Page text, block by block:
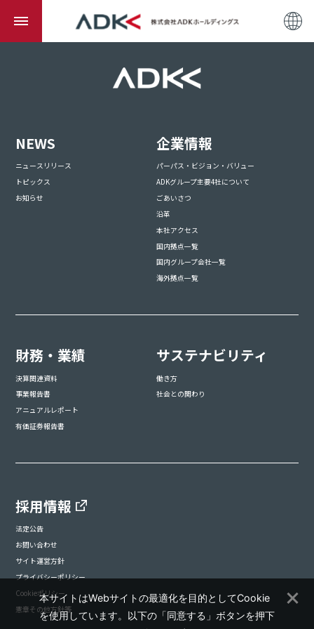
NEWS
ニュースリリース
トピックス
お知らせ
企業情報
パーパス・ビジョン・バリュー
ADKグループ主要4社について
ごあいさつ
沿革
本社アクセス
国内拠点一覧
国内グループ会社一覧
海外拠点一覧
財務・業績
決算関連資料
事業報告書
アニュアルレポート
有価証券報告書
サステナビリティ
働き方
社会との関わり
採用情報
法定公告
お問い合わせ
サイト運営方針
プライバシーポリシー
Cookieポリシー
憲章その他方針等
本サイトはWebサイトの最適化を目的としてCookie
を使用しています。以下の「同意する」ボタンを押下